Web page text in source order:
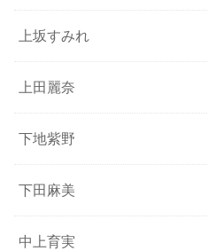
上坂すみれ
上田麗奈
下地紫野
下田麻美
中上育実